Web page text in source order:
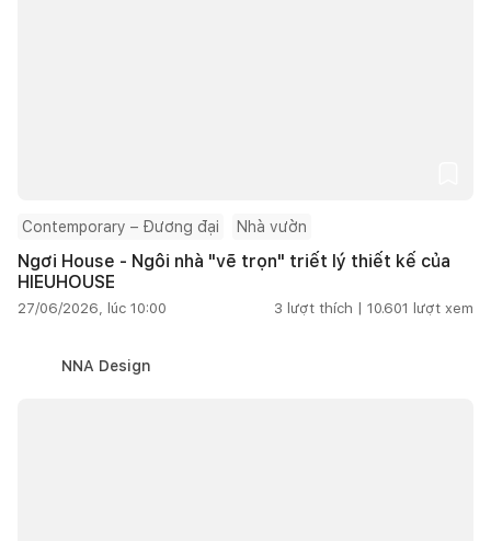
Contemporary – Đương đại Nhà vườn
Ngơi House - Ngôi nhà "vẽ trọn" triết lý thiết kế của
HIEUHOUSE
27/06/2026, lúc 10:00 3 lượt thích | 10.601 lượt xem
NNA Design